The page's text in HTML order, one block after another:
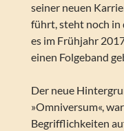
seiner neuen
führt, steht noch in
es im Frühjahr
einen Folgeband
Der neue
»Omniversum«,
Begrifflichkeiten